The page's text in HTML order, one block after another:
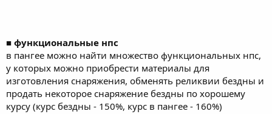
■ функциональные нпс
в пангее можно найти множество функциональных нпс,
у которых можно приобрести материалы для
изготовления снаряжения, обменять реликвии бездны и
продать некоторое снаряжение бездны по хорошему
курсу (курс бездны - 150%, курс в пангее - 160%)